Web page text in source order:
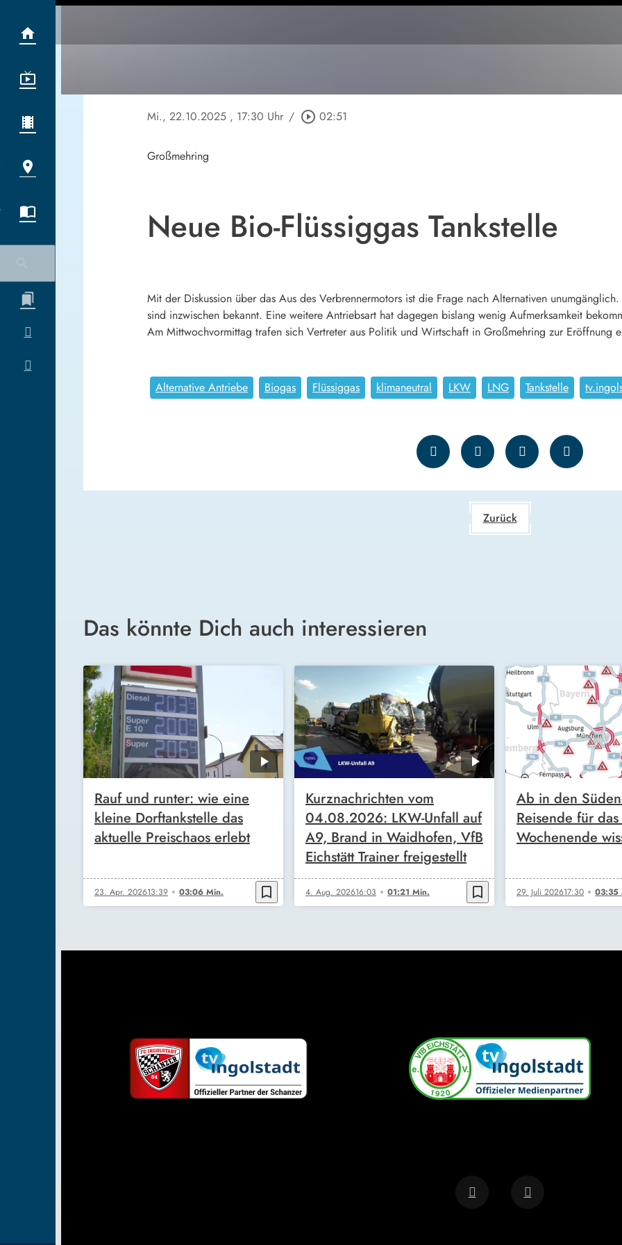
Mi., 22.10.2025 , 17:30 Uhr / play_circle_outline 02:51
Großmehring
Neue Bio-Flüssiggas Tankstelle
Mit der Diskussion über das Aus des Verbrennermotors ist die Frage nach Alternativen
sind inzwischen bekannt. Eine weitere Antriebsart hat dagegen bislang wenig Aufmerksamkeit
Am Mittwochvormittag trafen sich Vertreter aus Politik und Wirtschaft in Großmehring zur Eröffnung
Alternative Antriebe Biogas Flüssiggas klimaneutral LKW LNG Tankstelle
Zurück
Das könnte Dich auch interessieren
Rauf und runter: wie eine
kleine Dorftankstelle das
aktuelle Preischaos erlebt
23. Apr. 202613:39 03:06 Min. bookmark_border
Kurznachrichten vom
04.08.2026: LKW-Unfall auf
A9, Brand in Waidhofen, VfB
Eichstätt Trainer freigestellt
4. Aug. 202616:03 01:21 Min. bookmark_border
Ab in den
Reisende für
Wochenende
29. Juli 202617:30 03:35